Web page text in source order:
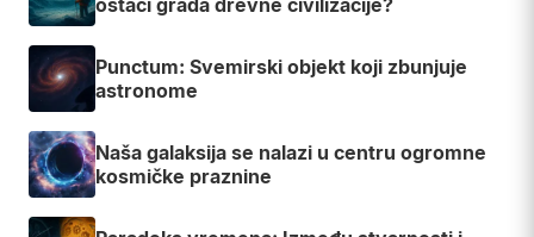
APOLLO MISIJE MJESEC NLO
VANZEMALJCI
TEORIJE ZAVJERE
PODIJELI ČLANAK